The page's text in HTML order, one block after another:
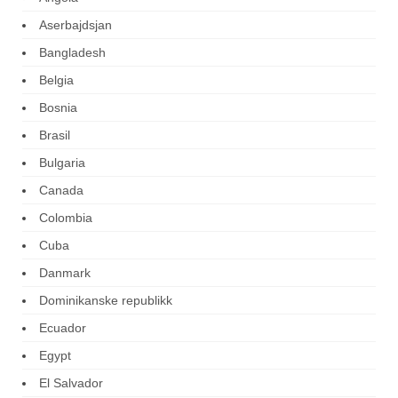
Aserbajdsjan
Bangladesh
Belgia
Bosnia
Brasil
Bulgaria
Canada
Colombia
Cuba
Danmark
Dominikanske republikk
Ecuador
Egypt
El Salvador